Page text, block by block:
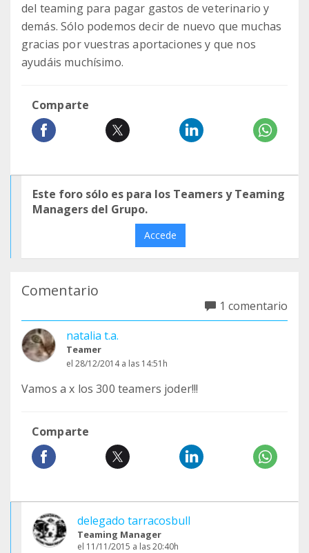
del teaming para pagar gastos de veterinario y
demás. Sólo podemos decir de nuevo que muchas
gracias por vuestras aportaciones y que nos
ayudáis muchísimo.
Comparte
Este foro sólo es para los Teamers y Teaming
Managers del Grupo.
Accede
Comentario
1 comentario
natalia t.a.
Teamer
el 28/12/2014 a las 14:51h
Vamos a x los 300 teamers joder!!!
Comparte
delegado tarracosbull
Teaming Manager
el 11/11/2015 a las 20:40h